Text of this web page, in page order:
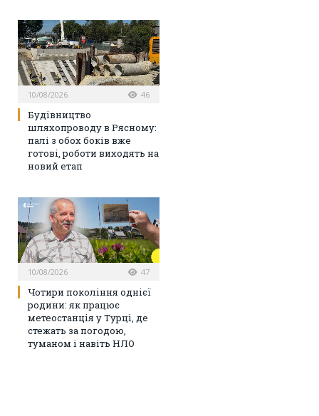
10/08/2026 46
Будівництво
шляхопроводу в Рясному:
палі з обох боків вже
готові, роботи виходять на
новий етап
10/08/2026 47
Чотири покоління однієї
родини: як працює
метеостанція у Турці, де
стежать за погодою,
туманом і навіть НЛО